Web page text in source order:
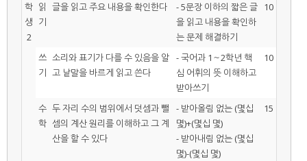
학
생
2
읽
기
글을 읽고 주요 내용을 확인한다
- 5문장 이하의 짧은 글
을 읽고 내용을 확인하
는 문제 해결하기
10
쓰
기
소리와 표기가 다를 수 있음을 알
고 낱말을 바르게 읽고 쓴다
- 국어과 1～2학년 핵
심 어휘의 뜻 이해하고
받아쓰기
10
수
학
두 자리 수의 범위에서 덧셈과 뺄
셈의 계산 원리를 이해하고 그 계
산을 할 수 있다
- 받아올림 없는 (몇십
몇)+(몇십 몇)
- 받아내림 없는 (몇십
몇)-(몇십 몇)
15